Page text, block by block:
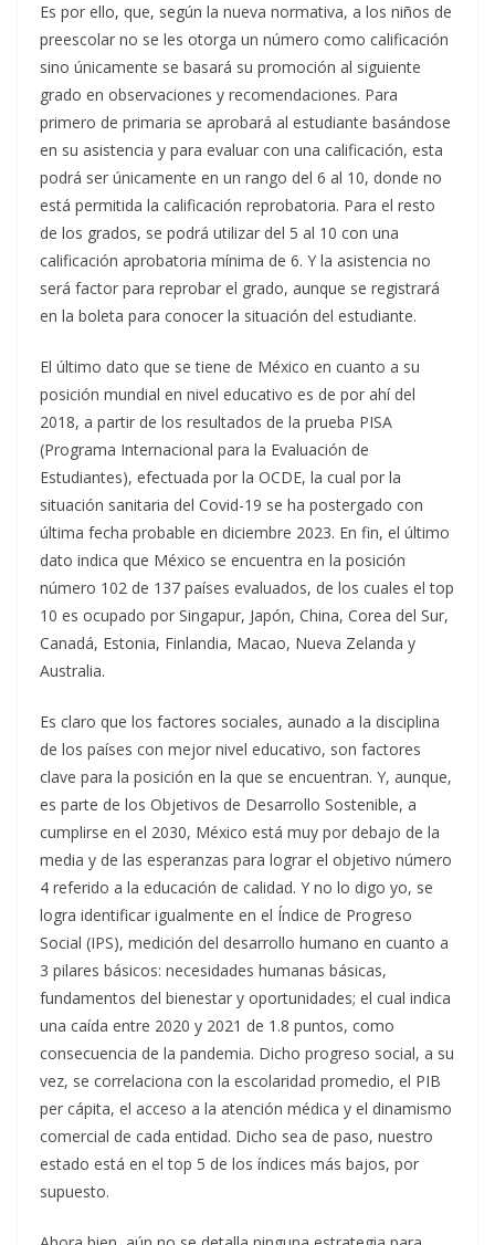
Es por ello, que, según la nueva normativa, a los niños de
preescolar no se les otorga un número como calificación
sino únicamente se basará su promoción al siguiente
grado en observaciones y recomendaciones. Para
primero de primaria se aprobará al estudiante basándose
en su asistencia y para evaluar con una calificación, esta
podrá ser únicamente en un rango del 6 al 10, donde no
está permitida la calificación reprobatoria. Para el resto
de los grados, se podrá utilizar del 5 al 10 con una
calificación aprobatoria mínima de 6. Y la asistencia no
será factor para reprobar el grado, aunque se registrará
en la boleta para conocer la situación del estudiante.
El último dato que se tiene de México en cuanto a su
posición mundial en nivel educativo es de por ahí del
2018, a partir de los resultados de la prueba PISA
(Programa Internacional para la Evaluación de
Estudiantes), efectuada por la OCDE, la cual por la
situación sanitaria del Covid-19 se ha postergado con
última fecha probable en diciembre 2023. En fin, el último
dato indica que México se encuentra en la posición
número 102 de 137 países evaluados, de los cuales el top
10 es ocupado por Singapur, Japón, China, Corea del Sur,
Canadá, Estonia, Finlandia, Macao, Nueva Zelanda y
Australia.
Es claro que los factores sociales, aunado a la disciplina
de los países con mejor nivel educativo, son factores
clave para la posición en la que se encuentran. Y, aunque,
es parte de los Objetivos de Desarrollo Sostenible, a
cumplirse en el 2030, México está muy por debajo de la
media y de las esperanzas para lograr el objetivo número
4 referido a la educación de calidad. Y no lo digo yo, se
logra identificar igualmente en el Índice de Progreso
Social (IPS), medición del desarrollo humano en cuanto a
3 pilares básicos: necesidades humanas básicas,
fundamentos del bienestar y oportunidades; el cual indica
una caída entre 2020 y 2021 de 1.8 puntos, como
consecuencia de la pandemia. Dicho progreso social, a su
vez, se correlaciona con la escolaridad promedio, el PIB
per cápita, el acceso a la atención médica y el dinamismo
comercial de cada entidad. Dicho sea de paso, nuestro
estado está en el top 5 de los índices más bajos, por
supuesto.